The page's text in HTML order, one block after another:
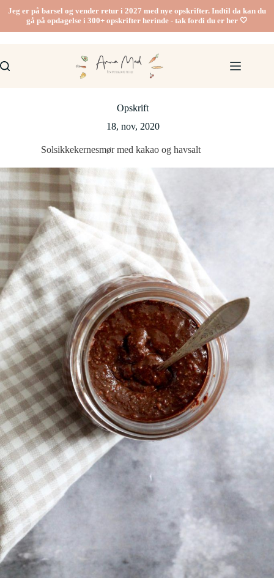
indhold
Jeg er på barsel og vender retur i 2027 med nye opskrifter. Indtil da kan du
gå på opdagelse i 300+ opskrifter herinde - tak fordi du er her 🤍
Opskrift
18, nov, 2020
Solsikkekernesmør med kakao og havsalt